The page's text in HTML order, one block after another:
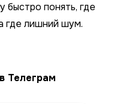
понять, где
где лишний шум.
Телеграм